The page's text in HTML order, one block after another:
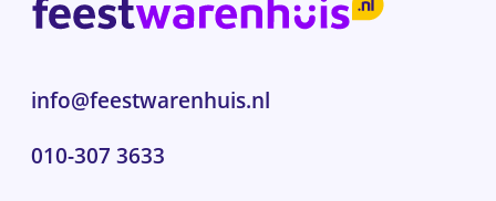
info@feestwarenhuis.nl
010-307 3633